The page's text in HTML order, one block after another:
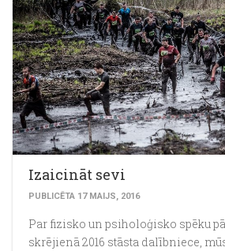
Izaicināt sevi
PUBLICĒTA 17 MAIJS, 2016
Par fizisko un psiholoģisko spēku
skrējienā 2016 stāsta dalībniece,